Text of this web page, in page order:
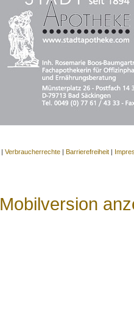
| Verbraucherrechte | Barrierefreiheit |
Mobilversion